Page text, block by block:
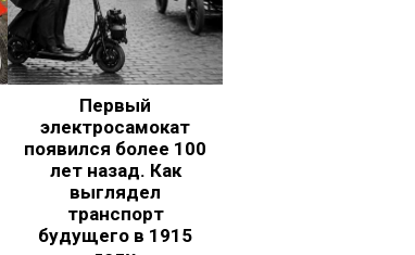
Первый
электросамокат
появился более 100
лет назад. Как
выглядел
транспорт
будущего в 1915